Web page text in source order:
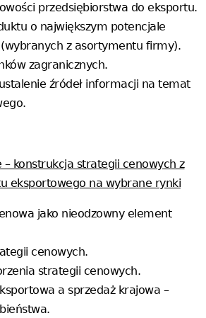
przedsiębiorstwa do eksportu.
o największym potencjale
z asortymentu firmy).
zagranicznych.
źródeł informacji na temat
– konstrukcja strategii cenowych z
eksportowego na wybrane rynki
jako nieodzowny element
cenowych.
strategii cenowych.
a sprzedaż krajowa –